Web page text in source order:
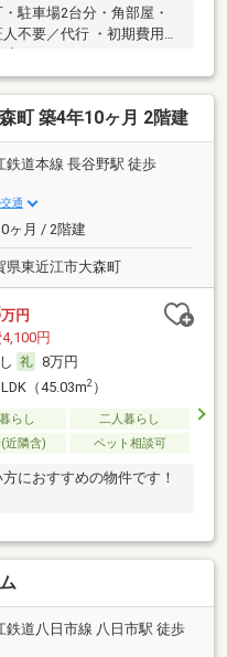
駐車場2台分・角部屋・
不要／代行 ・初期費用カ
町 築4年10ヶ月 2階建
鉄道本線 長谷野駅 徒歩
通
ヶ月 / 2階建
県東近江市大森町
万円
円
8万円
（45.03m2）
らし
二人暮らし
近隣含) ペット相談可
におすすめの物件です！
鉄道八日市線 八日市駅 徒歩